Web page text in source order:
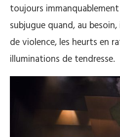
toujours
subjugue quand, au
de violence, les heurts en
illuminations de tendresse.